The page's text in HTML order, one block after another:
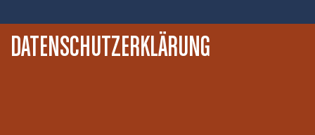
DATENSCHUTZERKLÄRUNG